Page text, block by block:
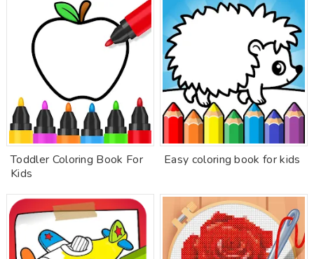
Toddler Coloring Book For
Kids
Easy coloring book for kids